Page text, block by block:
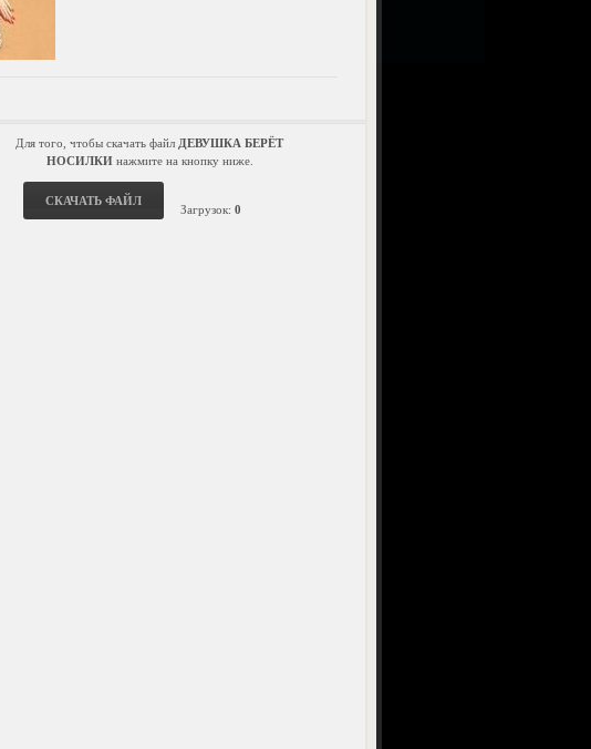
Для того, чтобы скачать файл ДЕВУШКА БЕРЁТ
НОСИЛКИнажмите на кнопку ниже.
СКАЧАТЬ ФАЙЛ
Загрузок: 0